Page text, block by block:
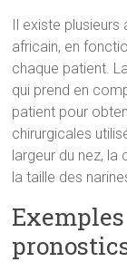
Il existe
africain, en
chaque patient.
qui prend en
patient pour
chirurgicales
largeur du nez,
la taille des